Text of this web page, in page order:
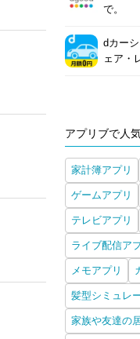
で。
dカー
ェア・
アプリブで人
家計簿アプリ
ゲームアプリ
テレビアプリ
ライブ配信ア
メモアプリ
髪型シミュレ
家族や友達の